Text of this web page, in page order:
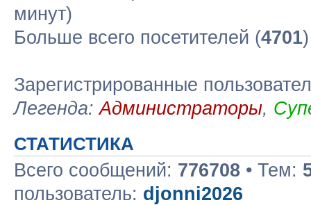
минут)
Больше всего посетителей (4701
Зарегистрированные
Легенда:Администраторы,
СТАТИСТИКА
Всего сообщений: 776708 • Тем:
пользователь: djonni2026